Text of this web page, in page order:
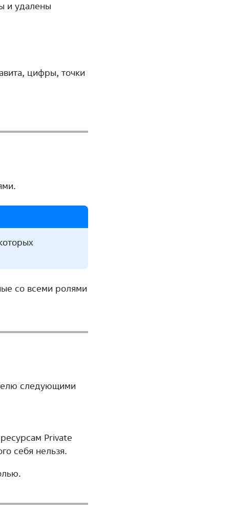
и удалены
цифры, точки
со всеми ролями
следующими
Private
себя нельзя.